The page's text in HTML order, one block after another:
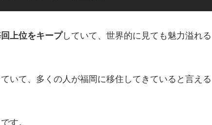
上位をキープしていて、世界的に見ても魅力溢れる
いて、多くの人が福岡に移住してきていると言える
です。